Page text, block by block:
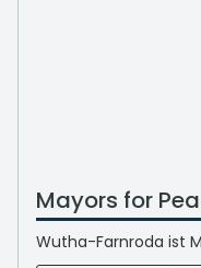
Mayors for
Wutha-Farnroda ist